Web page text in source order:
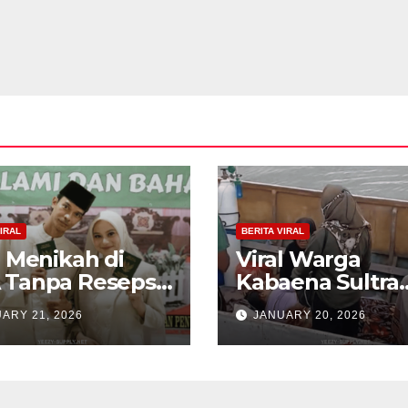
Menikah di
Tanpa Resepsi,
Estetik
Ini Bikin
21, 2026
BERITA VIRAL
Viral Warga
Kabaena Sultra
Sewa Kapal Rp 3
Juta Demi
ke RS
JANUARY 20, 2026